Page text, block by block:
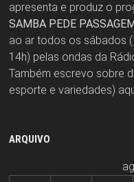
apresenta e produz o
SAMBA PEDE PASSAGEM
ao ar todos os sábados
14h) pelas ondas da
Também escrevo sobre
esporte e variedades)
ARQUIVO